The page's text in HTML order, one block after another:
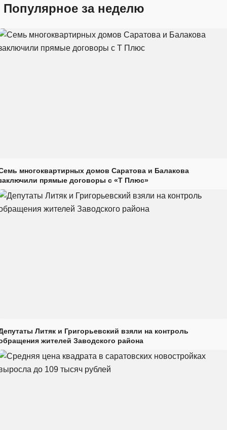
Популярное за неделю
многоквартирных домов Саратова и Балакова
прямые договоры с «Т Плюс»
Литяк и Григорьевский взяли на контроль
жителей Заводского района